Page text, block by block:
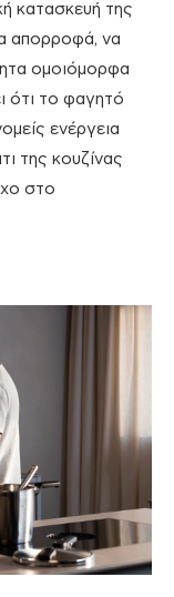
κατασκευή της
απορροφά, να
ομοιόμορφα
ότι το φαγητό
ενέργεια
της κουζίνας
στο